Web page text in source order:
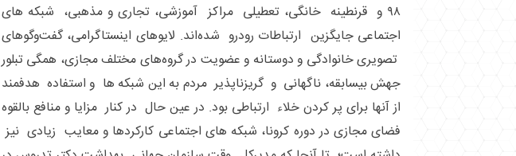
۹۸ و قرنطینه خانگی، تعطیلی مراکز آموزشی، تجاری و مذهبی، شبکه های
اجتماعی جایگزین ارتباطات رودرو شده‌اند. لایوهای اینستاگرامی، گفت‌وگوهای
تصویری خانوادگی و دوستانه و عضویت در گروه‌های مختلف مجازی، همگی تبلور
جهش بی‎سابقه، ناگهانی و گریزناپذیر مردم به این شبکه ها و استفاده هدفمند
از آنها برای پر کردن خلاء ارتباطی بود. در عین حال در کنار مزایا و منافع بالقوه
فضای مجازی در دوره کرونا، شبکه های اجتماعی کارکردها و معایب زیادی نیز